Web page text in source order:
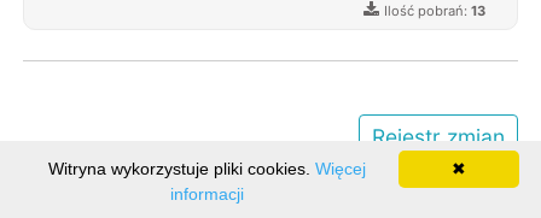
Ilość pobrań:13
Rejestr zmian
Ilość odwiedzin: 6967516
✖
Witryna wykorzystuje pliki cookies. Więcej
informacji